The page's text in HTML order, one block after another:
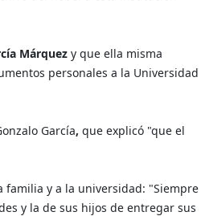
Márquez y que ella misma
personales a la Universidad
García, que explicó "que el
familia y a la universidad: "Siempre
y la de sus hijos de entregar sus